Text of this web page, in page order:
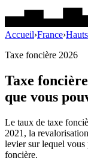
Accueil›France›
Taxe foncière 2026
Taxe
que vous
Le taux de taxe
2021, la
levier sur lequel vous
foncière.